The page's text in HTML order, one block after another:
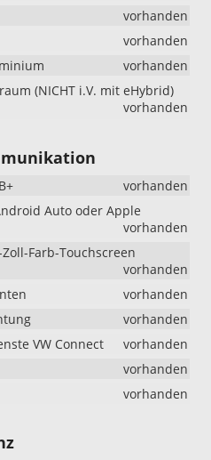
vorhanden
vorhanden
vorhanden
(NICHT i.V. mit eHybrid)
vorhanden
vorhanden
Auto oder Apple
vorhanden
Farb-Touchscreen
vorhanden
vorhanden
vorhanden
VW Connect
vorhanden
vorhanden
vorhanden